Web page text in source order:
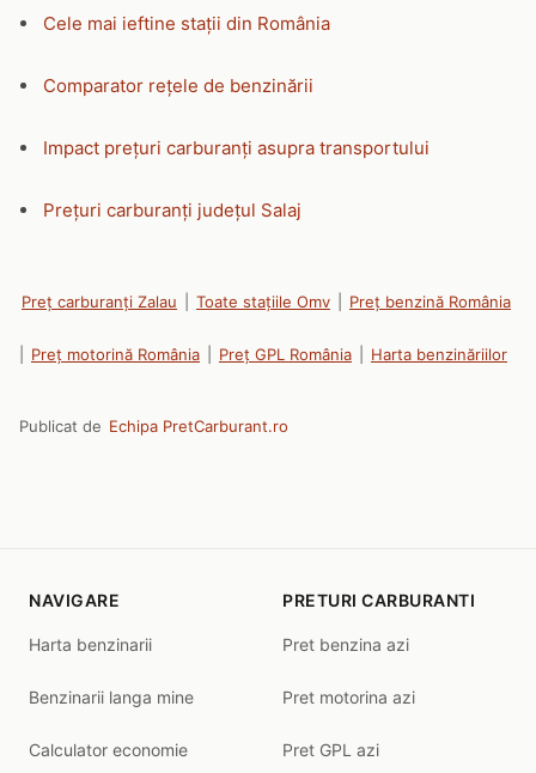
Cele mai ieftine stații din România
Comparator rețele de benzinării
Impact prețuri carburanți asupra transportului
Prețuri carburanți județul Salaj
Preț carburanți Zalau Toate stațiile Omv Preț benzină România
Preț motorină România Preț GPL România Harta benzinăriilor
Publicat de Echipa PretCarburant.ro
NAVIGARE
Harta benzinarii
Benzinarii langa mine
Calculator economie
PRETURI CARBURANTI
Pret benzina azi
Pret motorina azi
Pret GPL azi